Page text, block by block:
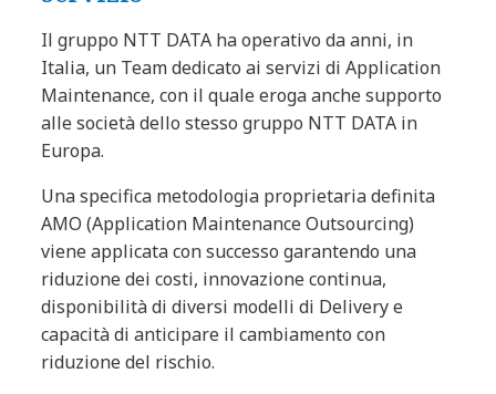
Il gruppo NTT DATA ha operativo da anni, in
Italia, un Team dedicato ai servizi di Application
Maintenance, con il quale eroga anche supporto
alle società dello stesso gruppo NTT DATA in
Europa.
Una specifica metodologia proprietaria definita
AMO (Application Maintenance Outsourcing)
viene applicata con successo garantendo una
riduzione dei costi, innovazione continua,
disponibilità di diversi modelli di Delivery e
capacità di anticipare il cambiamento con
riduzione del rischio.